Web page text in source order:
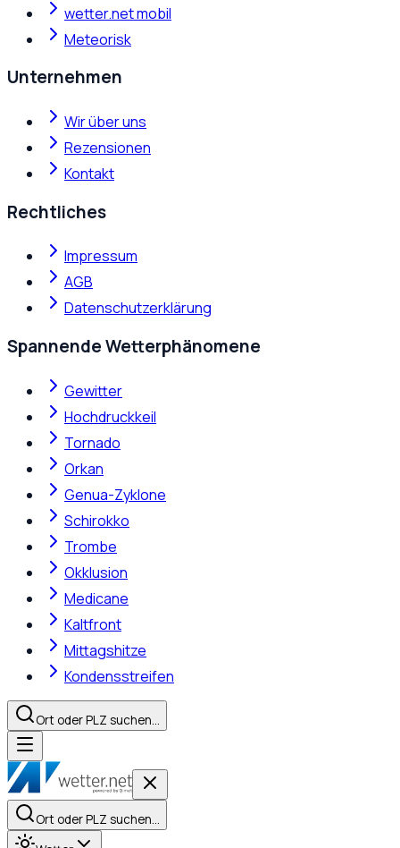
wetter.net mobil
Meteorisk
Unternehmen
Wir über uns
Rezensionen
Kontakt
Rechtliches
Impressum
AGB
Datenschutzerklärung
Spannende Wetterphänomene
Gewitter
Hochdruckkeil
Tornado
Orkan
Genua-Zyklone
Schirokko
Trombe
Okklusion
Medicane
Kaltfront
Mittagshitze
Kondensstreifen
Ort oder PLZ suchen…
Ort oder PLZ suchen…